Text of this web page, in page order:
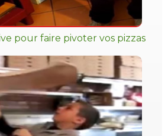
pour faire pivoter vos pizzas